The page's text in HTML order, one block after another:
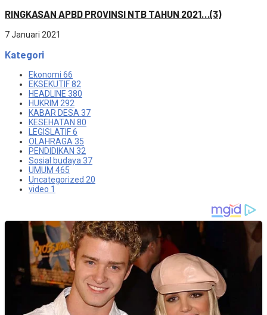
RINGKASAN APBD PROVINSI NTB TAHUN 2021…(3)
7 Januari 2021
Kategori
Ekonomi 66
EKSEKUTIF82
HEADLINE 380
HUKRIM 292
KABAR DESA37
KESEHATAN 80
LEGISLATIF6
OLAHRAGA35
PENDIDIKAN 32
Sosial budaya37
UMUM 465
Uncategorized 20
video 1